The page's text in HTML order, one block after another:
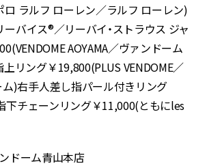
ロ ラルフ ローレン／ラルフ ローレン)
バイス®／リーバイ・ストラウス ジャ
AOYAMA／ヴァンドーム
リング￥19,800(PLUS VENDOME／
)右手人差し指パール付きリング
下チェーンリング￥11,000(ともにles
ンドーム青山本店